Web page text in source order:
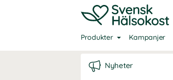
Produkter Kampanjer
Nyheter